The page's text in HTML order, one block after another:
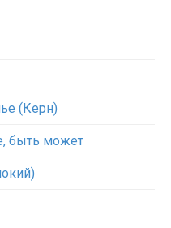
(Керн)
быть может